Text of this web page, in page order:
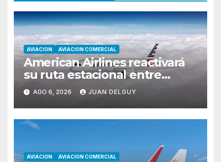
AVIACION AVIACION COMERCIAL
American Airlines reactivará
su ruta estacional entre
Miami y Montevideo con
vuelos diarios
AGO 6, 2026 JUAN DELGUY
AVIACION AVIACION COMERCIAL